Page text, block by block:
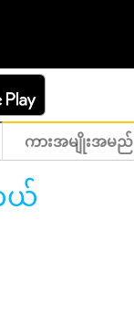
ကားအမျိုးအမည်
ယ်